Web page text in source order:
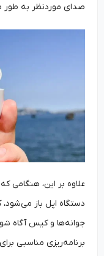
صدای موردنظر به ‌طور
دستگاه اپل باز می‌شود،
جوانه‌ها و کیس آگاه شود.
برنامه‌ریزی مناسبی برای